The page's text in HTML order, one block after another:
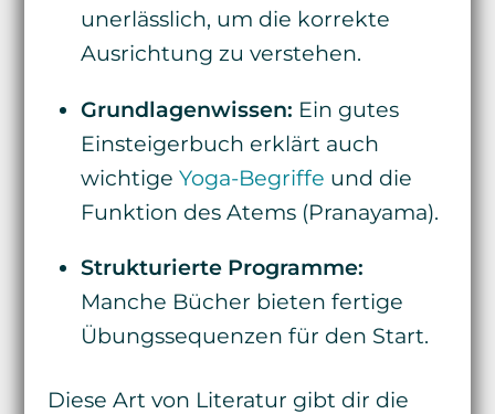
unerlässlich, um die korrekte
Ausrichtung zu verstehen.
Grundlagenwissen: Ein gutes
Einsteigerbuch erklärt auch
wichtigeYoga-Begriffe und die
Funktion des Atems (Pranayama).
Strukturierte Programme:
Manche Bücher bieten fertige
Übungssequenzen für den Start.
Diese Art von Literatur gibt dir die